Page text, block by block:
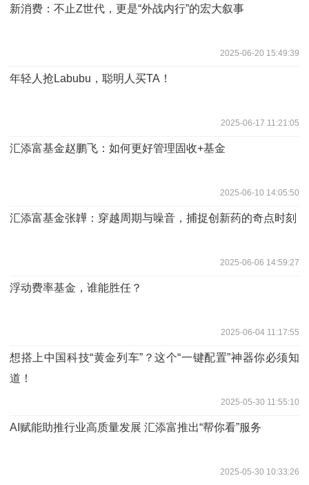
新消费：不止Z世代，更是“外战内行”的宏大叙事
2025-06-20 15:49:39
年轻人抢Labubu，聪明人买TA！
2025-06-17 11:21:05
汇添富基金赵鹏飞：如何更好管理固收+基金
2025-06-10 14:05:50
汇添富基金张韡：穿越周期与噪音，捕捉创新药的奇点时刻
2025-06-06 14:59:27
浮动费率基金，谁能胜任？
2025-06-04 11:17:55
想搭上中国科技“黄金列车”？这个“一键配置”神器你必须知
道！
2025-05-30 11:55:10
AI赋能助推行业高质量发展 汇添富推出“帮你看”服务
2025-05-30 10:33:26